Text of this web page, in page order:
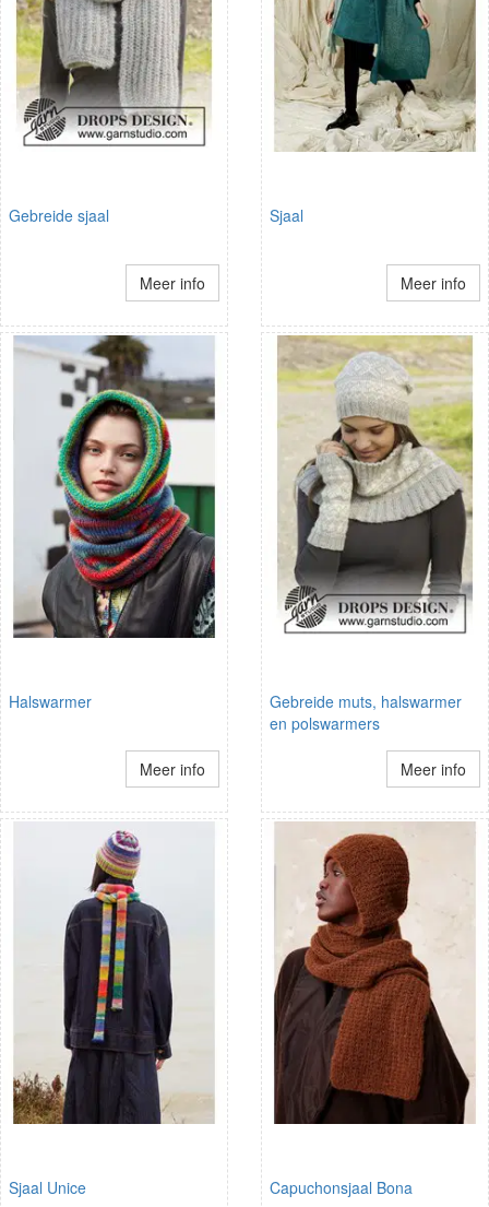
Gebreide sjaal
Meer info
Sjaal
Meer info
Halswarmer
Meer info
Gebreide muts, halswarmer
en polswarmers
Meer info
Sjaal Unice Capuchonsjaal Bona